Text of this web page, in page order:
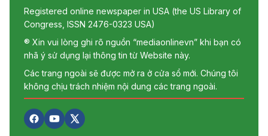
Registered online newspaper in USA (the US Library of
Congress, ISSN 2476-0323 USA)
® Xin vui lòng ghi rõ nguồn “mediaonlinevn” khi bạn có
nhã ý sử dụng lại thông tin từ Website này.
Các trang ngoài sẽ được mở ra ở cửa sổ mới. Chúng tôi
không chịu trách nhiệm nội dung các trang ngoài.